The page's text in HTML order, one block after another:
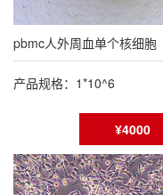
产品规格：1*10^6
¥4000